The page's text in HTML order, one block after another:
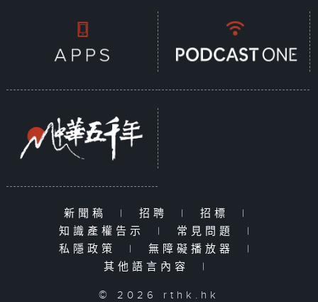
新聞稿 | 招聘 | 招標
|
知識產權告示
| 常見問題
|
私隱政策
| 無障礙播放器
|
其他語言內容
|
© 2026 rthk.hk